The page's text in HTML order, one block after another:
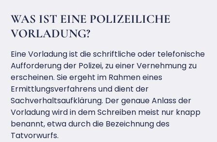
WAS IST EINE POLIZEILICHE
VORLADUNG?
Eine Vorladung ist die schriftliche oder telefonische
Aufforderung der Polizei, zu einer Vernehmung zu
erscheinen. Sie ergeht im Rahmen eines
Ermittlungsverfahrens und dient der
Sachverhaltsaufklärung. Der genaue Anlass der
Vorladung wird in dem Schreiben meist nur knapp
benannt, etwa durch die Bezeichnung des
Tatvorwurfs.